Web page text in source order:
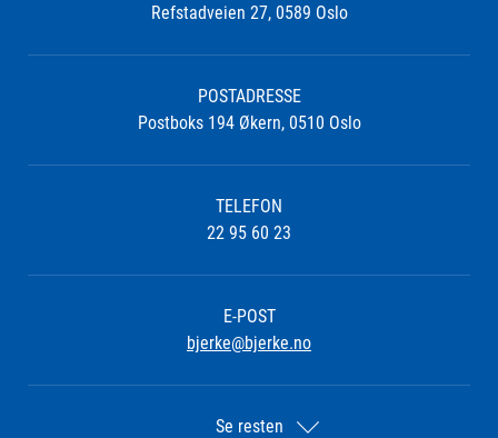
Refstadveien 27, 0589 Oslo
POSTADRESSE
Postboks 194 Økern, 0510 Oslo
TELEFON
22 95 60 23
E-POST
bjerke@bjerke.no
Se resten